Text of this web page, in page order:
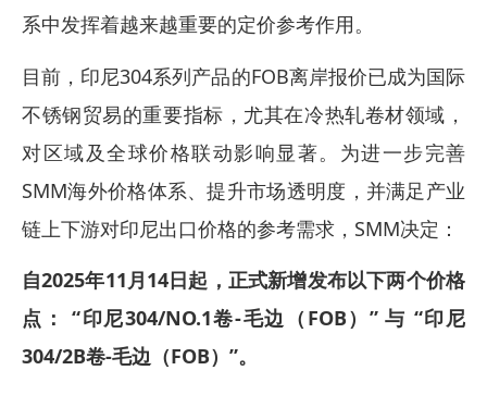
系中发挥着越来越重要的定价参考作用。
目前，印尼304系列产品的FOB离岸报价已成为国际
不锈钢贸易的重要指标，尤其在冷热轧卷材领域，
对区域及全球价格联动影响显著。为进一步完善
SMM海外价格体系、提升市场透明度，并满足产业
链上下游对印尼出口价格的参考需求，SMM决定：
自2025年11月14日起，正式新增发布以下两个价格
点： “印尼304/NO.1卷-毛边（FOB）” 与 “印尼
304/2B卷-毛边（FOB）”。